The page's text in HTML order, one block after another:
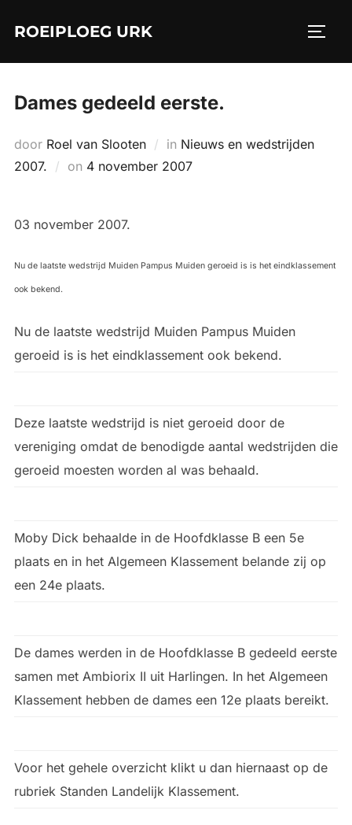
naarROEIPLOEG URK
Dames gedeeld eerste.
door Roel van Slooten in Nieuws en wedstrijden
2007.
on Geplaatst
4 november 2007
03 november 2007.
Nu de laatste wedstrijd Muiden Pampus Muiden geroeid is is het eindklassement
ook bekend.
Nu de laatste wedstrijd Muiden Pampus Muiden
geroeid is is het eindklassement ook bekend.
Deze laatste wedstrijd is niet geroeid door de
vereniging omdat de benodigde aantal wedstrijden die
geroeid moesten worden al was behaald.
Moby Dick behaalde in de Hoofdklasse B een 5e
plaats en in het Algemeen Klassement belande zij op
een 24e plaats.
De dames werden in de Hoofdklasse B gedeeld eerste
samen met Ambiorix II uit Harlingen. In het Algemeen
Klassement hebben de dames een 12e plaats bereikt.
Voor het gehele overzicht klikt u dan hiernaast op de
rubriek Standen Landelijk Klassement.